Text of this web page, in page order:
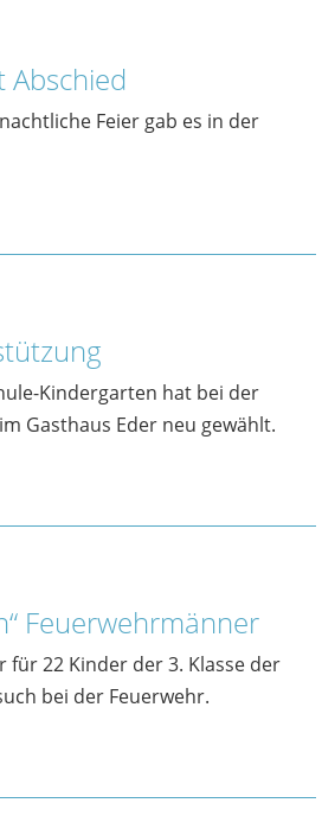
Abschied
Feier gab es in der
Kindergarten hat bei der
Gasthaus Eder neu gewählt.
Feuerwehrmänner
für 22 Kinder der 3. Klasse der
bei der Feuerwehr.